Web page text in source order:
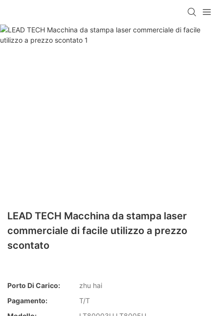
LEAD TECH Macchina da stampa laser
commerciale di facile utilizzo a prezzo
scontato
Porto Di Carico:
zhu hai
Pagamento:
T/T